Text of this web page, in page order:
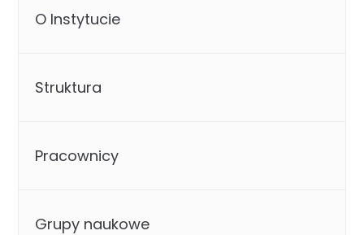
O Instytucie
Struktura
Pracownicy
Grupy naukowe